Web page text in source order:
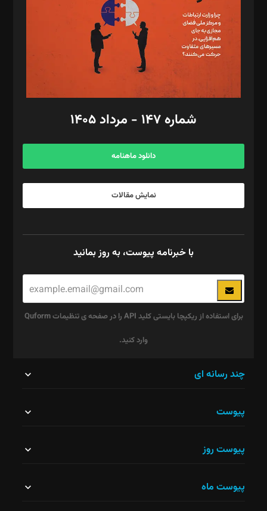
ویرایش: نگار استاد‌‌آقا
طراح یونیفرم: مجید توکلی
فیلمبرداری و عکاسی: امیر شفیعی، مانی لطفی زاده
گرافیک و صفحه‌آرایی: سید‌سبحان‌علی ثابت
مد‌یر توسعه تجاری: کامبیز برید‌
امور مالی: شاپور رهبری، محمد‌ کاظمی‌نیا
آگهی و مشترکین: ۰۹۱۹۹۹۹۰۴۵۴
شماره ۱۴۷ - مرداد ۱۴۰۵
دانلود ماهنامه
نمایش مقالات
با خبرنامه پیوست، به روز بمانید
برای استفاده از ریکپچا بایستی کلید API را در صفحه ی تنظیمات Quform
وارد کنید.
نباید
شود.
چند رسانه ای
پیوست
پیوست روز
پیوست ماه